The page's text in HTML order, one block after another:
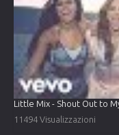
Little Mix - Shout Out to
11494 Visualizzazioni